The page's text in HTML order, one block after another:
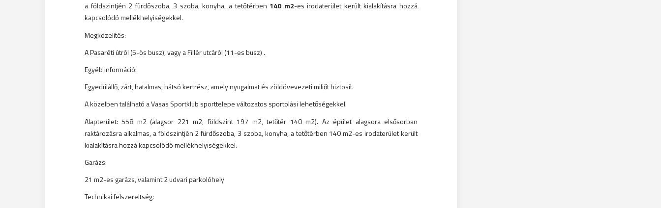
a földszintjén 2 fürdõszoba, 3 szoba, konyha, a tetõtérben 140 m2-es irodaterület került kialakításra hozzá
kapcsolódó mellékhelyiségekkel.
Megközelítés:
A Pasaréti útról (5-ös busz), vagy a Fillér utcáról (11-es busz) .
Egyéb információ:
Egyedülállő, zárt, hatalmas, hátsó kertrész, amely nyugalmat és zöldövevezeti miliőt biztosít.
A közelben található a Vasas Sportklub sporttelepe változatos sportolási lehetőségekkel.
Alapterület: 558 m2 (alagsor 221 m2, földszint 197 m2, tetőtér 140 m2). Az épület alagsora elsősorban
raktározásra alkalmas, a földszintjén 2 fürdőszoba, 3 szoba, konyha, a tetőtérben 140 m2-es irodaterület került
kialakításra hozzá kapcsolódó mellékhelyiségekkel.
Garázs:
21 m2-es garázs, valamint 2 udvari parkolóhely
Technikai felszereltség: